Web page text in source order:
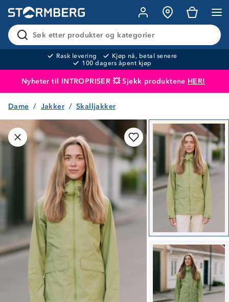
Søk etter produkter og kategorier
Rask levering
Kjøp nå, betal senere
100 dagers åpent kjøp
Nyheter til INTROPRISER 💥 Sjekk produktene HER!
Produktet er lagt i handlekurven
Dame Jakker Skalljakker